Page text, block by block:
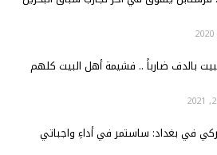
بالدف ضارباً .. فشيمة أهل البيت كلهم
في بغداد: ساستمر في أداءِ واجباتي